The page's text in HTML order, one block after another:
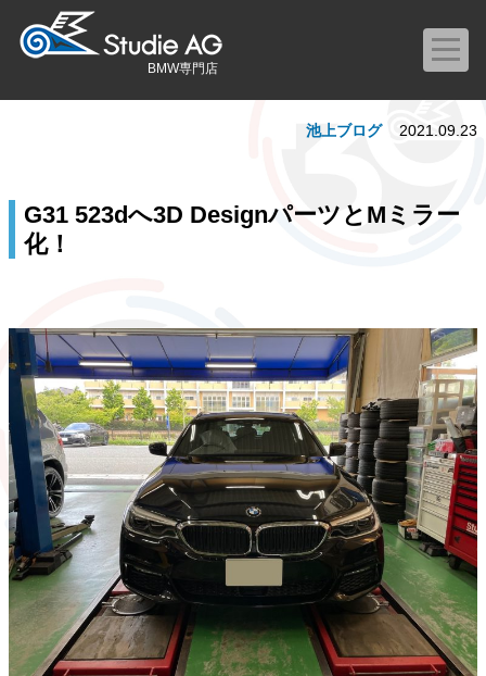
BMW専門店
G31 523dへ3D DesignパーツとMミラー
化！
池上ブログ 2021.09.23